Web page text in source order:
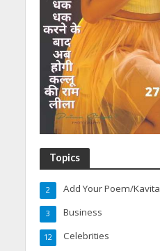
Topics
Add Your Poem/Kavita
2
Business
3
Celebrities
12